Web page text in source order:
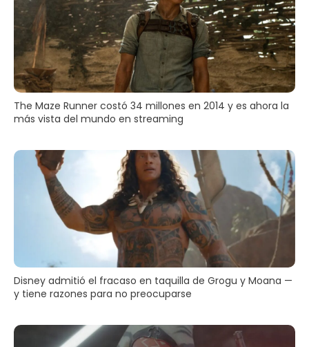
The Maze Runner costó 34 millones en 2014 y es ahora la
más vista del mundo en streaming
Disney admitió el fracaso en taquilla de Grogu y Moana —
y tiene razones para no preocuparse